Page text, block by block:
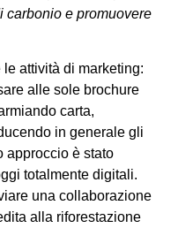
carbonio e promuovere
attività di marketing:
alle sole brochure
carta,
in generale gli
approccio è stato
totalmente digitali.
una collaborazione
alla riforestazione